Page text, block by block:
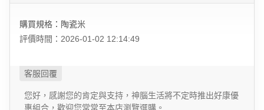
購買規格：陶瓷米
評價時間：2026-01-02 12:14:49
您好，感謝您的肯定與支持，神腦生活將不定時推出好康優
惠組合，歡迎您常常至本店瀏覽選購。